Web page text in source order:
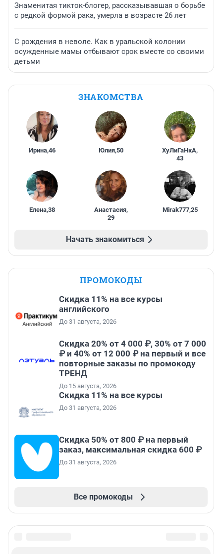
Знаменитая тикток-блогер, рассказывавшая о борьбе
с редкой формой рака, умерла в возрасте 26 лет
С рождения в неволе. Как в уральской колонии
осужденные мамы отбывают срок вместе со своими
детьми
ЗНАКОМСТВА
Ирина,46 Юлия,50 ХуЛиГаНкА,
43
Елена,38 Анастасия,
29
Mirak777,25
Начать знакомиться
ПРОМОКОДЫ
Скидка 11% на все курсы
английского
До 31 августа, 2026
Скидка 20% от 4 000 ₽, 30% от 7 000
₽ и 40% от 12 000 ₽ на первый и все
повторные заказы по промокоду
ТРЕНД
До 15 августа, 2026
Скидка 11% на все курсы
До 31 августа, 2026
Скидка 50% от 800 ₽ на первый
заказ, максимальная скидка 600 ₽
До 31 августа, 2026
Все промокоды